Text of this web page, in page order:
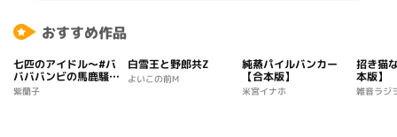
おすすめ作品
七匹のアイドル～#バ
バババンビの馬鹿騒ぎ
～【合本版】
紫蘭子
白雪王と野郎共Z
よいこの前M
純蒸パイルバンカー
【合本版】
米宮イナホ
招き猫
本版】
雑音ラジ